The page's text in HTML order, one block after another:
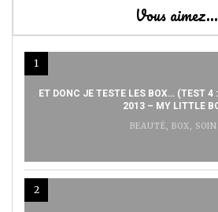
Vous aimez…
1
ET DONC JE TESTE LES BOX… (TEST 4
2013 – MY LITTLE
BEAUTÉ, BOX,
2